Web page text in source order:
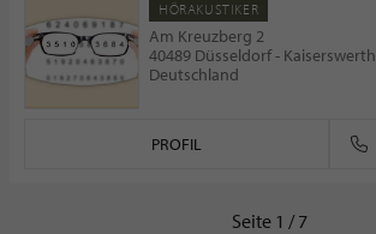
HÖRAKUSTIKER
Am Kreuzberg 2
40489 Düsseldorf - Kaiserswerth
Deutschland
PROFIL
Seite 1 / 7